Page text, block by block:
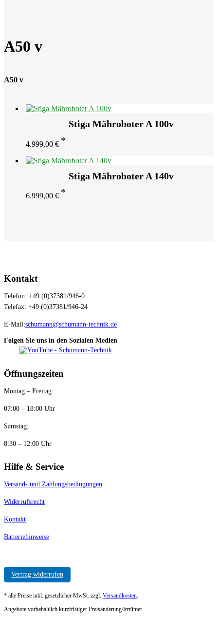
A50 v
A50 v
Stiga Mähroboter A 100v
4.999,00 €
Stiga Mähroboter A 140v
6.999,00 €
Kontakt
Telefon: +49 (0)37381/946-0
Telefax: +49 (0)37381/946-24
E-Mail:schumann@schumann-technik.de
Folgen Sie uns in den Sozialen Medien
Öffnungszeiten
Montag – Freitag:
07:00 – 18:00 Uhr
Samstag:
8:30 – 12:00 Uhr
Hilfe & Service
Versand- und Zahlungsbedingungen
Widerrufsrecht
Kontakt
Batteriehinweise
Vertrag widerrufen
* alle Preise inkl. gesetzlicher MwSt. zzgl. Versandkosten.
Angebote vorbehaltlich kurzfristiger Preisänderung/Irrtümer